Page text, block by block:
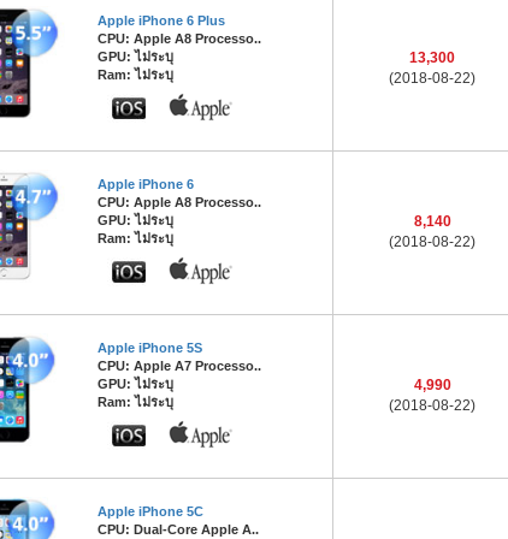
Apple iPhone 6 Plus
CPU: Apple A8 Processo..
GPU: ไม่ระบุ
Ram: ไม่ระบุ
13,300
(2018-08-22)
Apple iPhone 6
CPU: Apple A8 Processo..
GPU: ไม่ระบุ
Ram: ไม่ระบุ
8,140
(2018-08-22)
Apple iPhone 5S
CPU: Apple A7 Processo..
GPU: ไม่ระบุ
Ram: ไม่ระบุ
4,990
(2018-08-22)
Apple iPhone 5C
CPU: Dual-Core Apple A..